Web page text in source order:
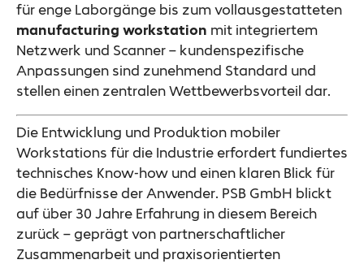
für enge Laborgänge bis zum vollausgestatteten
manufacturing workstation mit integriertem
Netzwerk und Scanner – kundenspezifische
Anpassungen sind zunehmend Standard und
stellen einen zentralen Wettbewerbsvorteil dar.
Die Entwicklung und Produktion mobiler
Workstations für die Industrie erfordert fundiertes
technisches Know-how und einen klaren Blick für
die Bedürfnisse der Anwender. PSB GmbH blickt
auf über 30 Jahre Erfahrung in diesem Bereich
zurück – geprägt von partnerschaftlicher
Zusammenarbeit und praxisorientierten